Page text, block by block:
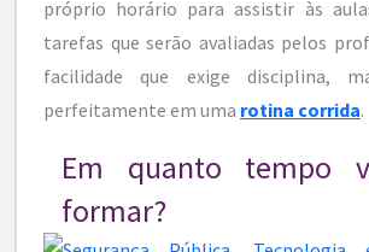
próprio horário para assistir às
tarefas que serão avaliadas pelos
facilidade que exige disciplina,
perfeitamente em uma rotina corrida.
Em quanto tempo
formar?